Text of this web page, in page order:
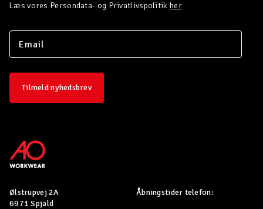
Læs vores Persondata- og Privatlivspolitik her
Tilmeld nyhedsbrev
Ølstrupvej 2A
6971 Spjald
Åbningstider telefon: